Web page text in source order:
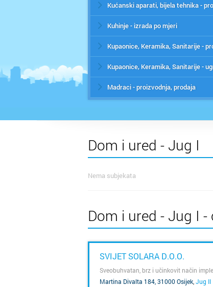
Kućanski aparati, bijela tehnika -
Kuhinje - izrada po mjeri
Kupaonice, Keramika, Sanitarije -
Kupaonice, Keramika, Sanitarije -
Madraci - proizvodnja, prodaja
Dom i ured - Jug I
Nema subjekata
Dom i ured - Jug I -
SVIJET SOLARA D.O.O.
Sveobuhvatan, brz i učinkovit način
Martina Divalta 184, 31000 Osijek Jug II